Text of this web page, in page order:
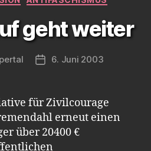
geht weiter
Veröffentlichungsdatum
6. Juni 2003
für Zivilcourage
erneut einen
über 20400 €